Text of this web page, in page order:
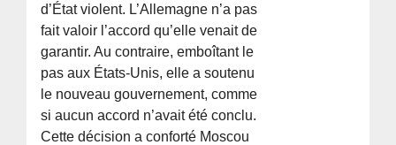
d’État violent. L’Allemagne n’a pas
fait valoir l’accord qu’elle venait de
garantir. Au contraire, emboîtant le
pas aux États-Unis, elle a soutenu
le nouveau gouvernement, comme
si aucun accord n’avait été conclu.
Cette décision a conforté Moscou